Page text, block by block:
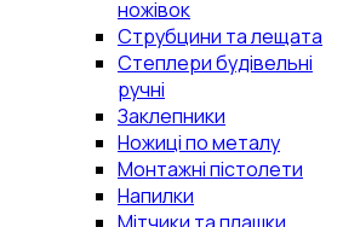
ножівок
Струбцини та лещата
Степлери будівельні
ручні
Заклепники
Ножиці по металу
Монтажні пістолети
Напилки